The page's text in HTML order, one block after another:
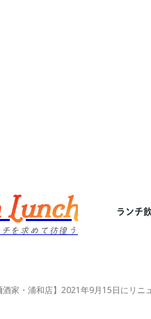
を求めて彷徨う
ランチ
酒家・浦和店】2021年9月15日にリニ